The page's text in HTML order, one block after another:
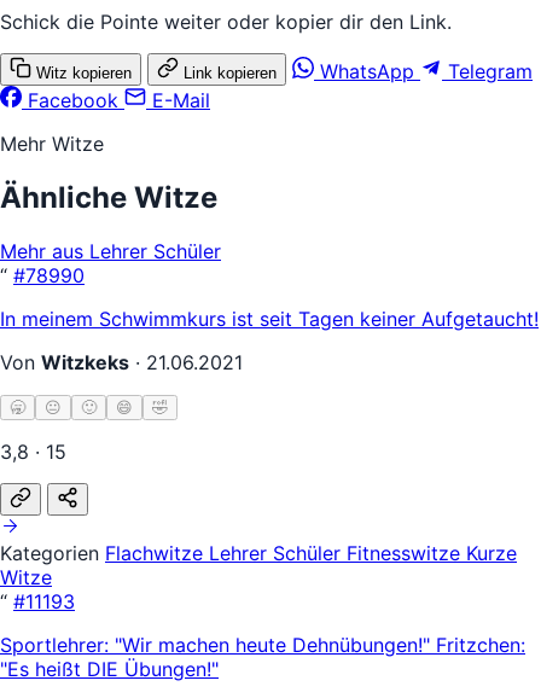
Schick die Pointe weiter oder kopier dir den Link.
Witz kopieren Link kopieren WhatsApp
Telegram
Facebook
E-Mail
Mehr Witze
Ähnliche Witze
Mehr aus Lehrer Schüler
“ #78990
In meinem Schwimmkurs ist seit Tagen keiner Aufgetaucht!
Von Witzkeks · 21.06.2021
🥱 😐 🙂 😄 🤣
3,8 · 15
Kategorien Flachwitze Lehrer Schüler Fitnesswitze Kurze
Witze
“ #11193
Sportlehrer: "Wir machen heute Dehnübungen!" Fritzchen:
"Es heißt DIE Übungen!"